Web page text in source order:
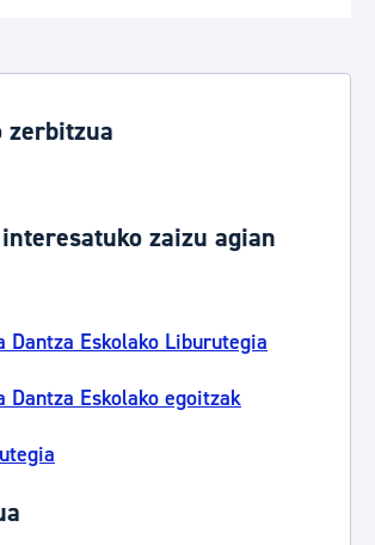
zerbitzua
zaizu agian
Dantza Eskolako Liburutegia
Dantza Eskolako egoitzak